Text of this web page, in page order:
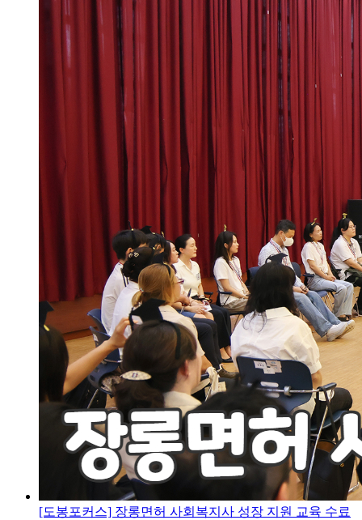
[도봉포커스] 장롱면허 사회복지사 성장 지원 교육 수료